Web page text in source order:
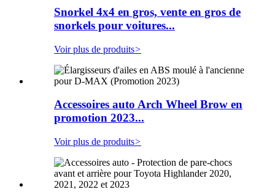
Snorkel 4x4 en gros, vente en gros de
snorkels pour voitures...
Voir plus de produits>
Accessoires auto Arch Wheel Brow en
promotion 2023...
Voir plus de produits>